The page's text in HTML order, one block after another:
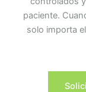
paciente.
solo importa